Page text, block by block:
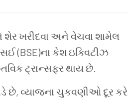
શેર ખરીદવા અને વેચવા શામેલ
(BSE)ના કેશ ઇક્વિટીઝ
ટ્રાન્સફર થાય છે.
છે, વ્યાજના ચુકવણીઓ દૂર કરે